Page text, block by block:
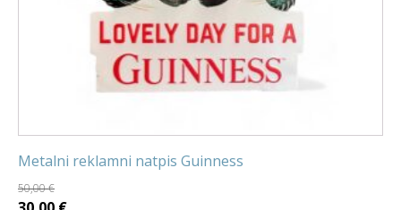
Metalni reklamni natpis Guinness
50,00€